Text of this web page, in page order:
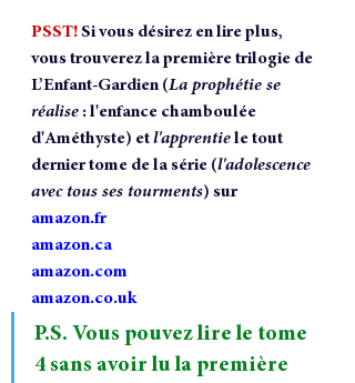
PSST!Si vous désirez en lire plus,
vous trouverez la première trilogie de
L’Enfant-Gardien (La prophétie se
réalise : l'enfance chamboulée
d'Améthyste) et l'apprentie le tout
dernier tome de la série (l'adolescence
avec tous ses tourments) sur
amazon.fr
amazon.ca
amazon.com
amazon.co.uk
P.S. Vous pouvez lire le tome
4 sans avoir lu la première